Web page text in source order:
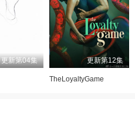
更新第04集 更新第12集
TheLoyaltyGame